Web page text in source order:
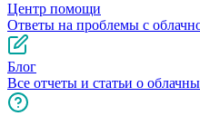
Центр помощи
Ответы на проблемы с
Блог
Все отчеты и статьи о